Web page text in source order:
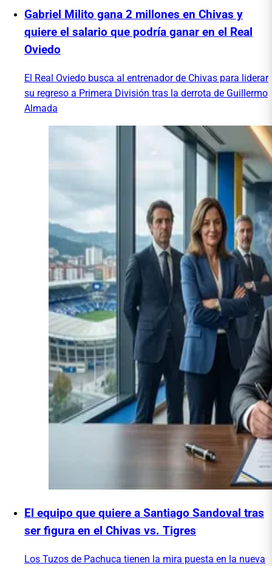
Gabriel Milito gana 2 millones en Chivas y
quiere el salario que podría ganar en el Real
Oviedo
El Real Oviedo busca al entrenador de Chivas para liderar
su regreso a Primera División tras la derrota de Guillermo
Almada
El equipo que quiere a Santiago Sandoval tras
ser figura en el Chivas vs. Tigres
Los Tuzos de Pachuca tienen la mira puesta en la nueva